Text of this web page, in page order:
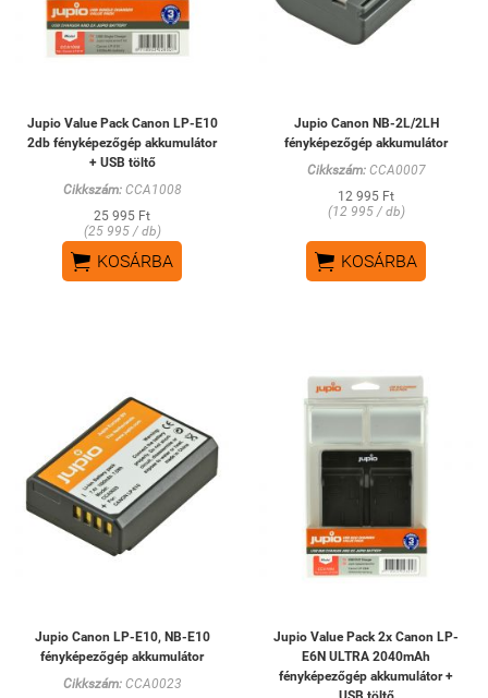
Jupio Value Pack Canon LP-E10
2db fényképezőgép akkumulátor
+ USB töltő
Cikkszám:CCA1008
25 995 Ft
(25 995 / db)
 KOSÁRBA
Jupio Canon NB-2L/2LH
fényképezőgép akkumulátor
Cikkszám:CCA0007
12 995 Ft
(12 995 / db)
 KOSÁRBA
Jupio Canon LP-E10, NB-E10
fényképezőgép akkumulátor
Cikkszám:CCA0023
Jupio Value Pack 2x Canon LP-
E6N ULTRA 2040mAh
fényképezőgép akkumulátor +